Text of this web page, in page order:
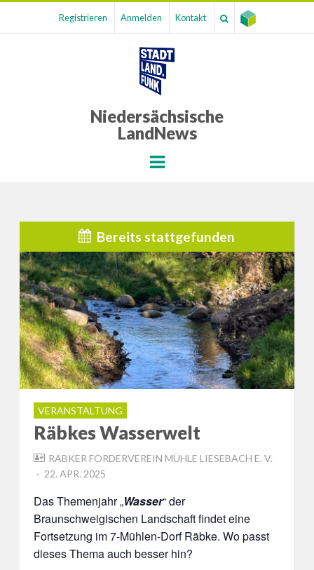
Registrieren Anmelden Kontakt
Niedersächsische
LandNews
Menu
Bereits stattgefunden
VERANSTALTUNG
Räbkes Wasserwelt
RÄBKER FÖRDERVEREIN MÜHLE LIESEBACH E. V.
POSTED
22. APR. 2025
Das Themenjahr „Wasser“ der
Braunschweigischen Landschaft findet eine
Fortsetzung im 7-Mühlen-Dorf Räbke. Wo passt
dieses Thema auch besser hin?